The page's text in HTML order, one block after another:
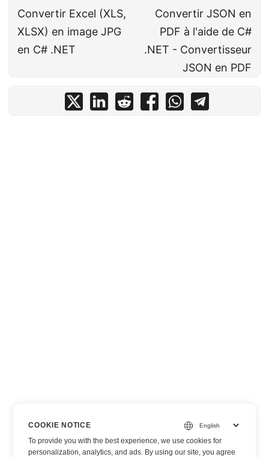
Convertir Excel (XLS,
XLSX) en image JPG
en C# .NET
Convertir JSON en
PDF à l'aide de C#
.NET - Convertisseur
JSON en PDF
COOKIE NOTICE
To provide you with the best experience, we use cookies for
personalization, analytics, and ads. By using our site, you agree